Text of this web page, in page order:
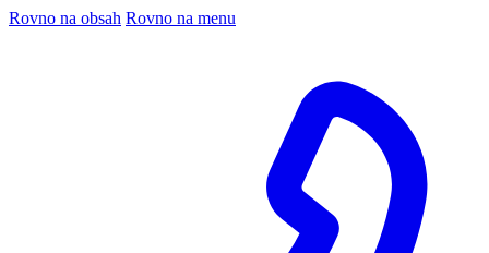
Rovno na obsah Rovno na menu